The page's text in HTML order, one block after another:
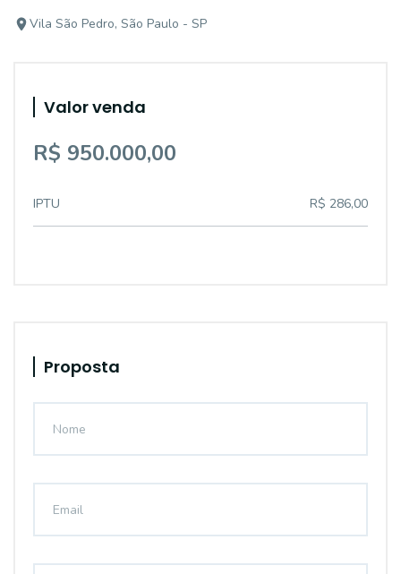
Vila São Pedro, São Paulo - SP
Valor venda
R$ 950.000,00
IPTU R$ 286,00
Proposta